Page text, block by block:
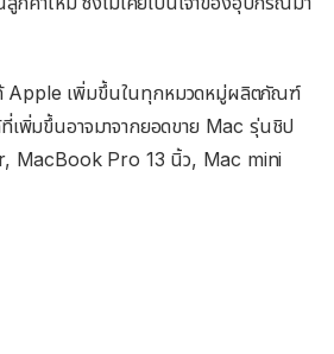
ด้ Apple เพิ่มขึ้นในทุกหมวดหมู่ผลิตภัณฑ์
เพิ่มขึ้นอาจมาจากยอดขาย Mac รุ่นชิป
MacBook Pro 13 นิ้ว, Mac mini